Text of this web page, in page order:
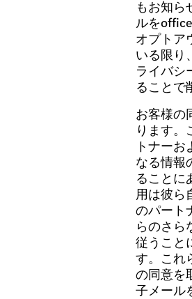
もお知ら
ルを
オプトア
いる限り
ライバシ
ることで
お客様の
ります
トナー
なる情報
ることに
用は彼ら
のパート
らのさら
従うこと
す。これ
の同意を
子メール